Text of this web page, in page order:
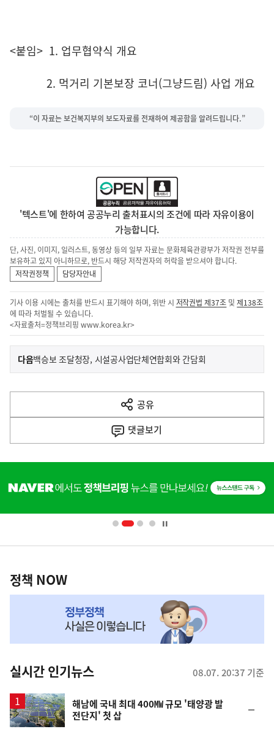
<붙임> 1. 업무협약식 개요
2. 먹거리 기본보장 코너(그냥드림) 사업 개요
“이 자료는 보건복지부의 보도자료를 전재하여 제공함을 알려드립니다.”
'텍스트'에 한하여 공공누리 출처표시의 조건에 따라 자유이용이
가능합니다.
단, 사진, 이미지, 일러스트, 동영상 등의 일부 자료는 문화체육관광부가 저작권 전부를
보유하고 있지 아니하므로, 반드시 해당 저작권자의 허락을 받으셔야 합니다.
저작권정책
담당자안내
기사 이용 시에는 출처를 반드시 표기해야 하며, 위반 시 저작권법 제37조 및제138조
에 따라 처벌될 수 있습니다.
<자료출처=정책브리핑 www.korea.kr>
이
전
다
음
다음기
사
백승보 조달청장, 시설공사업단체연합회와 간담회
공유
열
기
댓글보기
단
영
책
NOW,
뉴
스
정책 NOW
실시간 인기뉴스 08.07. 20:37 기준
해남에 국내 최대 400㎿ 규모 '태양광 발
전단지' 첫 삽